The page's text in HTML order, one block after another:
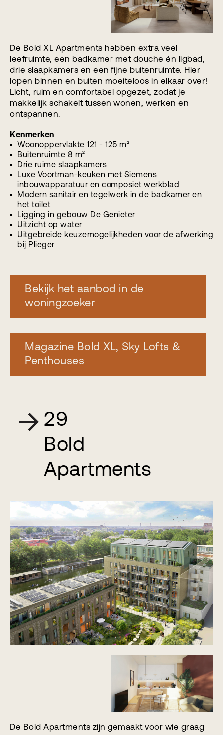
De Bold XL Apartments hebben extra veel
leefruimte, een badkamer met douche én ligbad,
drie slaapkamers en een fijne buitenruimte. Hier
lopen binnen en buiten moeiteloos in elkaar over!
Licht, ruim en comfortabel opgezet, zodat je
makkelijk schakelt tussen wonen, werken en
ontspannen.
Kenmerken
Woonoppervlakte 121 - 125 m²
Buitenruimte 8 m²
Drie ruime slaapkamers
Luxe Voortman-keuken met Siemens
inbouwapparatuur en composiet werkblad
Modern sanitair en tegelwerk in de badkamer en
het toilet
Ligging in gebouw De Genieter
Uitzicht op water
Uitgebreide keuzemogelijkheden voor de afwerking
bij Plieger
Bekijk het aanbod in de
woningzoeker
Magazine Bold XL, Sky Lofts &
Penthouses
29
Bold
Apartments
De Bold Apartments zijn gemaakt voor wie graag